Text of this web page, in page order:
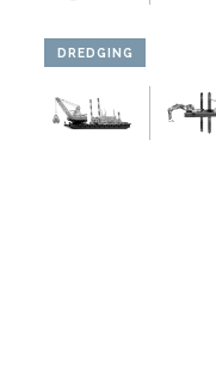
DREDGING